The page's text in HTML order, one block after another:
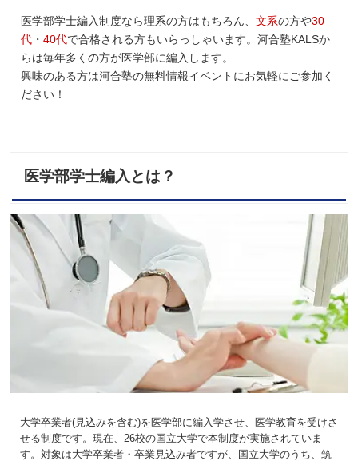
医学部学士編入制度なら理系の方はもちろん、文系の方や30
代 ・40代で合格される方もいらっしゃいます。河合塾KALSか
らは毎年多くの方が医学部に編入します。
興味のある方は河合塾の無料情報イベントにお気軽にご参加く
ださい！
医学部学士編入とは？
大学卒業者(見込みを含む)を医学部に編入学させ、医学教育を受けさ
せる制度です。現在、26校の国立大学で本制度が実施されていま
す。対象は大学卒業者・卒業見込み者ですが、国立大学のうち、筑